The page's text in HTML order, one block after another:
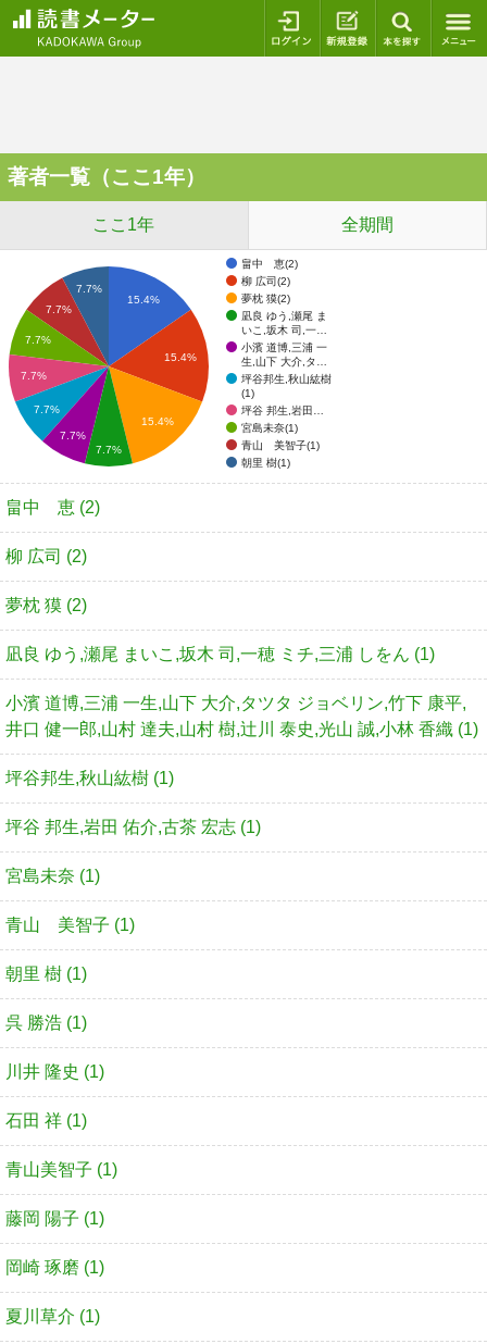
ログイン 新規登録
著者一覧（ここ1年）
ここ1年 全期間
畠中 恵(2)
柳 広司(2)
夢枕 獏(2)
凪良 ゆう,瀬尾 ま
いこ,坂木 司,一…
小濱 道博,三浦 一
生,山下 大介,タ…
坪谷邦生,秋山紘樹
(1)
坪谷 邦生,岩田…
宮島未奈(1)
青山 美智子(1)
朝里 樹(1)
15.4%
15.4%
15.4%
7.7%
7.7%
7.7%
7.7%
7.7%
7.7%
7.7%
畠中 恵 (2)
柳 広司 (2)
夢枕 獏 (2)
凪良 ゆう,瀬尾 まいこ,坂木 司,一穂 ミチ,三浦 しをん (1)
小濱 道博,三浦 一生,山下 大介,タツタ ジョベリン,竹下 康平,
井口 健一郎,山村 達夫,山村 樹,辻川 泰史,光山 誠,小林 香織 (1)
坪谷邦生,秋山紘樹 (1)
坪谷 邦生,岩田 佑介,古茶 宏志 (1)
宮島未奈 (1)
青山 美智子 (1)
朝里 樹 (1)
呉 勝浩 (1)
川井 隆史 (1)
石田 祥 (1)
青山美智子 (1)
藤岡 陽子 (1)
岡崎 琢磨 (1)
夏川草介 (1)